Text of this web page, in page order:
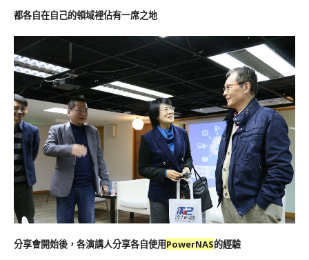
都各自在自己的領域裡佔有一席之地
分享會開始後，各演講人分享各自使用PowerNAS的經驗